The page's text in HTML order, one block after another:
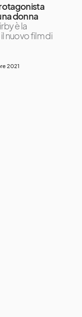
donna
è la
nuovo film di
2021